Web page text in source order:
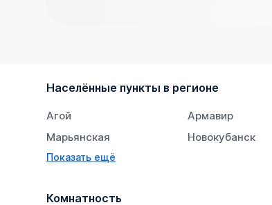
Населённые пункты в регионе
Агой Армавир
Марьянская
Новокубанск
Супсех
Показать ещё
Комнатность